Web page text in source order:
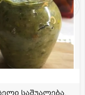
საშუალება,